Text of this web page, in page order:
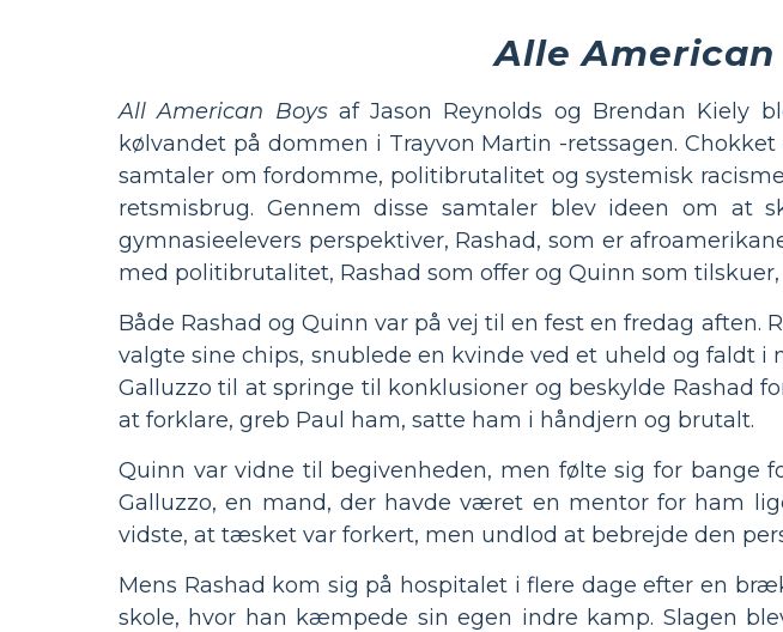
Alle American
All American Boysaf Jason Reynolds og Brendan Kiely
kølvandet på dommen i Trayvon Martin -retssagen.
samtaler om fordomme, politibrutalitet og systemisk
retsmisbrug. Gennem disse samtaler blev ideen om at
gymnasieelevers perspektiver, Rashad, som er
med politibrutalitet, Rashad som offer og Quinn som
Både Rashad og Quinn var på vej til en fest en fredag aften.
valgte sine chips, snublede en kvinde ved et uheld og faldt
Galluzzo til at springe til konklusioner og beskylde Rashad
at forklare, greb Paul ham, satte ham i håndjern og brutalt.
Quinn var vidne til begivenheden, men følte sig for bange
Galluzzo, en mand, der havde været en mentor for ham
vidste, at tæsket var forkert, men undlod at bebrejde den
Mens Rashad kom sig på hospitalet i flere dage efter en
skole, hvor han kæmpede sin egen indre kamp. Slagen